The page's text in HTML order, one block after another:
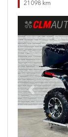
21098 km
Previous